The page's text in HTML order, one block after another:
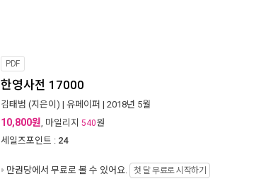
PDF
한영사전 17000
김태범 (지은이) | 유페이퍼 | 2018년 5월
10,800원, 마일리지 540원
세일즈포인트 : 24
만권당에서 무료로 볼 수 있어요. 첫 달 무료로 시작하기